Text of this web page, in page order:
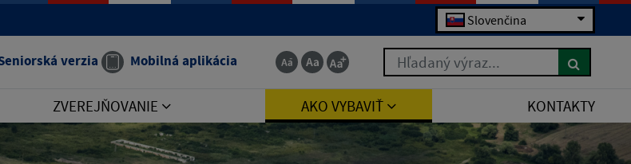
Slovenčina
verzia Mobilná aplikácia Hľadaný výraz...
ZVEREJŇOVANIE AKO VYBAVIŤ KONTAKTY